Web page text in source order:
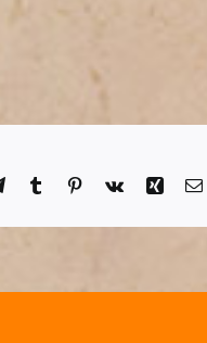
TelegramTumblr Pinterest
Vk Xing